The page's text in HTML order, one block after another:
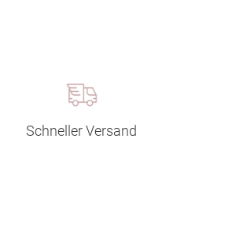
Schneller Versand